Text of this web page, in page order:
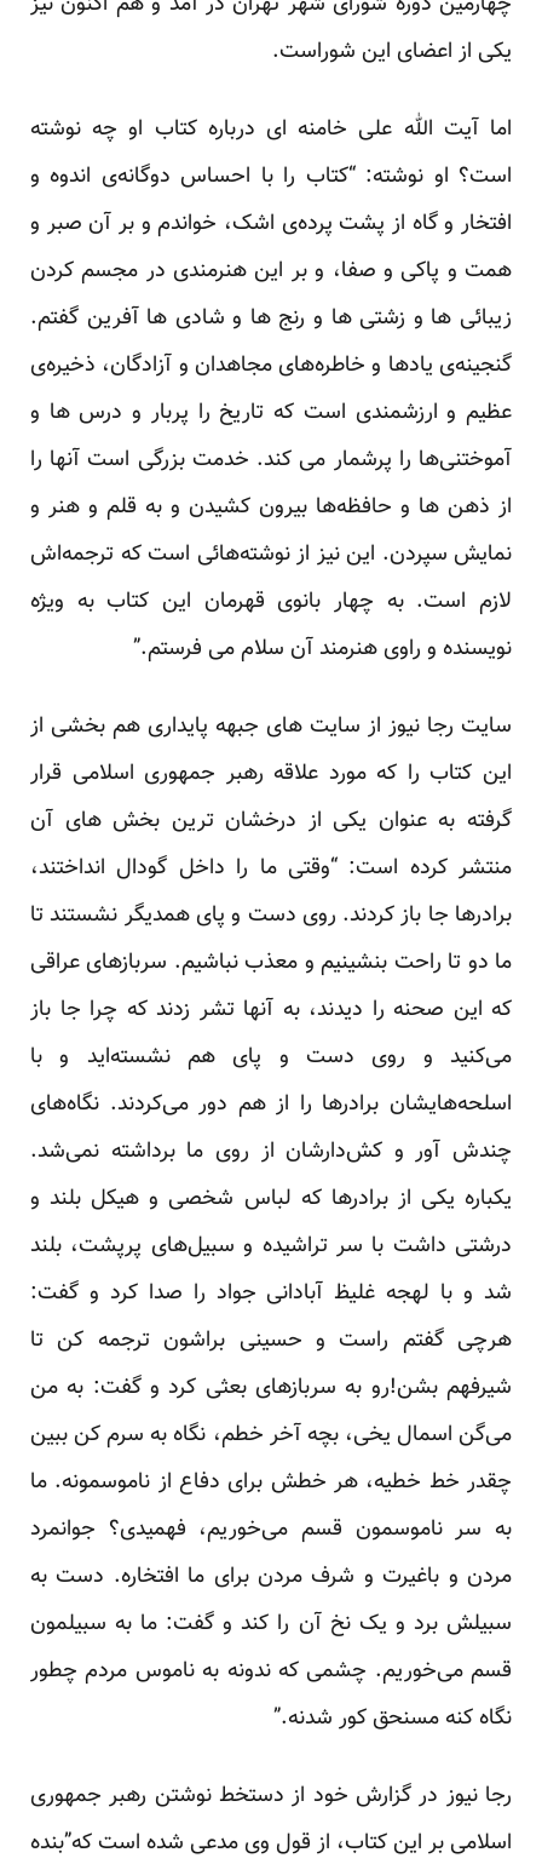
یکی از اعضای این شوراست.
اما آیت الله علی خامنه ای درباره کتاب او چه نوشته
است؟ او نوشته: “کتاب را با احساس دوگانه‌ی اندوه و
افتخار و گاه از پشت پرده‌ی اشک، خواندم و بر آن صبر و
همت و پاکی و صفا، و بر این هنرمندی در مجسم کردن
زیبائی ها و زشتی ها و رنج ها و شادی ها آفرین گفتم.
گنجینه‌ی یادها و خاطره‌های مجاهدان و آزادگان، ذخیره‌ی
عظیم و ارزشمندی است که تاریخ را پربار و درس ها و
آموختنی‌ها را پرشمار می کند. خدمت بزرگی است آنها را
از ذهن ها و حافظه‌ها بیرون کشیدن و به قلم و هنر و
نمایش سپردن. این نیز از نوشته‌هائی است که ترجمه‌اش
لازم است. به چهار بانوی قهرمان این کتاب به ویژه
نویسنده و راوی هنرمند آن سلام می فرستم.”
سایت رجا نیوز از سایت های جبهه پایداری هم بخشی از
این کتاب را که مورد علاقه رهبر جمهوری اسلامی قرار
گرفته به عنوان یکی از درخشان ترین بخش های آن
منتشر کرده است: “وقتی ما را داخل گودال انداختند،
برادرها جا باز کردند. روی دست و پای همدیگر نشستند تا
ما دو تا راحت بنشینیم و معذب نباشیم. سربازهای عراقی
که این صحنه را دیدند، به آنها تشر زدند که چرا جا باز
می‌کنید و روی دست و پای هم نشسته‌اید و با
اسلحه‌هایشان برادرها را از هم دور می‌کردند. نگاه‌های
چندش آور و کش‌دارشان از روی ما برداشته نمی‌شد.
یکباره یکی از برادرها که لباس شخصی و هیکل بلند و
درشتی داشت با سر تراشیده و سبیل‌های پرپشت، بلند
شد و با لهجه غلیظ آبادانی جواد را صدا کرد و گفت:
هرچی گفتم راست و حسینی براشون ترجمه کن تا
شیرفهم بشن!رو به سربازهای بعثی کرد و گفت: به من
می‌گن اسمال یخی، بچه آخر خطم، نگاه به سرم کن ببین
چقدر خط خطیه، هر خطش برای دفاع از ناموسمونه. ما
به سر ناموسمون قسم می‌خوریم، فهمیدی؟ جوانمرد
مردن و باغیرت و شرف مردن برای ما افتخاره. دست به
سبیلش برد و یک نخ آن را کند و گفت: ما به سبیلمون
قسم می‌خوریم. چشمی که ندونه به ناموس مردم چطور
نگاه کنه مسنحق کور شدنه.”
رجا نیوز در گزارش خود از دستخط نوشتن رهبر جمهوری
اسلامی بر این کتاب، از قول وی مدعی شده است که”بنده